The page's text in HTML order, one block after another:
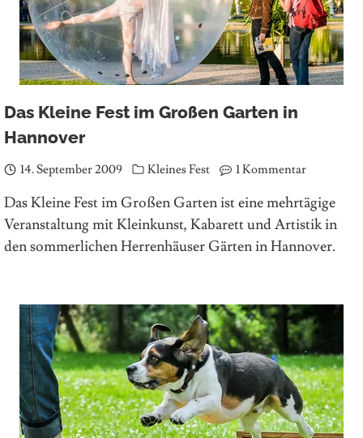
Das Kleine Fest im Großen Garten in
Hannover
14. September 2009 Kleines Fest 1 Kommentar
Das Kleine Fest im Großen Garten ist eine mehrtägige
Veranstaltung mit Kleinkunst, Kabarett und Artistik in
den sommerlichen Herrenhäuser Gärten in Hannover.